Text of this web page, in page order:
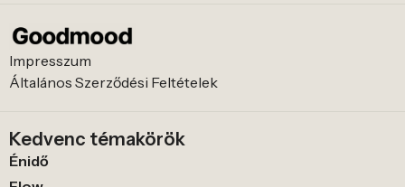
Impresszum
Általános Szerződési Feltételek
Kedvenc témakörök
Énidő